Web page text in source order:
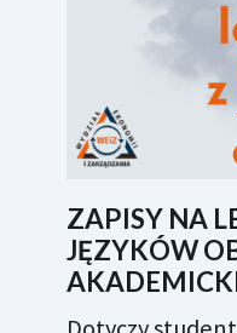
ZAPISY NA
JĘZYKÓW